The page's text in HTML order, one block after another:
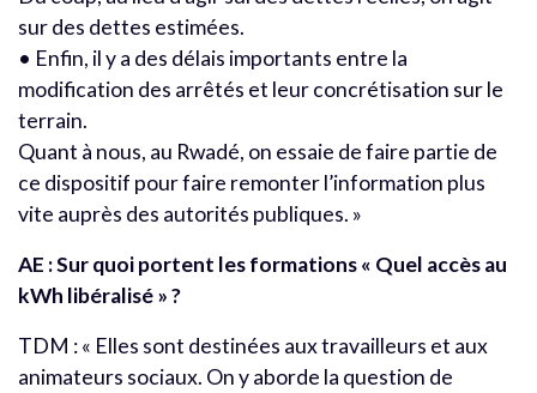
sur des dettes estimées.
• Enfin, il y a des délais importants entre la
modification des arrêtés et leur concrétisation sur le
terrain.
Quant à nous, au Rwadé, on essaie de faire partie de
ce dispositif pour faire remonter l’information plus
vite auprès des autorités publiques. »
AE : Sur quoi portent les formations « Quel accès au
kWh libéralisé » ?
TDM : « Elles sont destinées aux travailleurs et aux
animateurs sociaux. On y aborde la question de